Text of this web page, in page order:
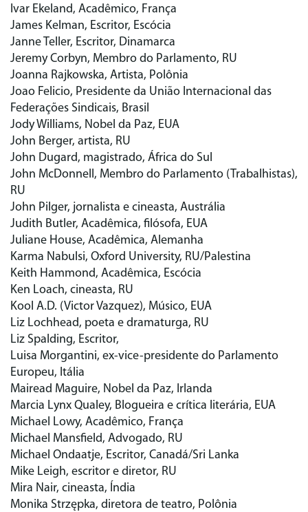
Ivar Ekeland, Acadêmico, França
James Kelman, Escritor, Escócia
Janne Teller, Escritor, Dinamarca
Jeremy Corbyn, Membro do Parlamento, RU
Joanna Rajkowska, Artista, Polônia
Joao Felicio, Presidente da União Internacional das
Federações Sindicais, Brasil
Jody Williams, Nobel da Paz, EUA
John Berger, artista, RU
John Dugard, magistrado, África do Sul
John McDonnell, Membro do Parlamento (Trabalhistas),
RU
John Pilger, jornalista e cineasta, Austrália
Judith Butler, Acadêmica, filósofa, EUA
Juliane House, Acadêmica, Alemanha
Karma Nabulsi, Oxford University, RU/Palestina
Keith Hammond, Acadêmica, Escócia
Ken Loach, cineasta, RU
Kool A.D. (Victor Vazquez), Músico, EUA
Liz Lochhead, poeta e dramaturga, RU
Liz Spalding, Escritor,
Luisa Morgantini, ex-vice-presidente do Parlamento
Europeu, Itália
Mairead Maguire, Nobel da Paz, Irlanda
Marcia Lynx Qualey, Blogueira e crítica literária, EUA
Michael Lowy, Acadêmico, França
Michael Mansfield, Advogado, RU
Michael Ondaatje, Escritor, Canadá/Sri Lanka
Mike Leigh, escritor e diretor, RU
Mira Nair, cineasta, Índia
Monika Strzępka, diretora de teatro, Polônia